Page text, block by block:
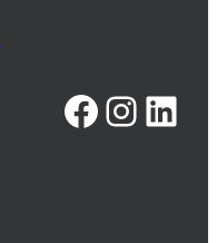
Facebook InstagramLinkedIn